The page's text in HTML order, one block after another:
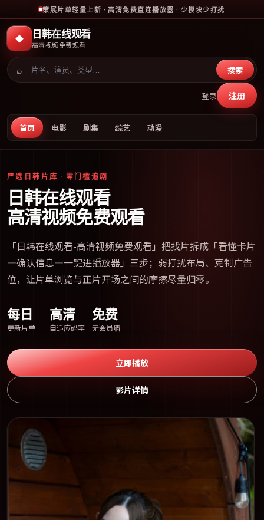
策展片单轻量上新 · 高清免费直连播放器 · 少模块少打扰
◆ 日韩在线观看
高清视频免费观看
首页 电影 剧集 综艺 动漫
⌕ 搜索
登录 注册
严选日韩片库 · 零门槛追剧
日韩在线观看
高清视频免费观看
「日韩在线观看-高清视频免费观看 」把找片拆成「看懂卡片
—确认信息—一键进播放器」三步；弱打扰布局、克制广告
位，让片单浏览与正片开场之间的摩擦尽量归零。
每日
更新片单
高清
自适应码率
免费
无会员墙
立即播放
影片详情